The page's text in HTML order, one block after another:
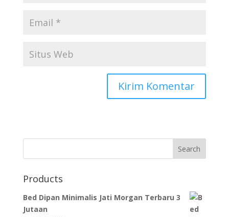
Search
Products
Bed Dipan Minimalis Jati Morgan Terbaru 3
Jutaan